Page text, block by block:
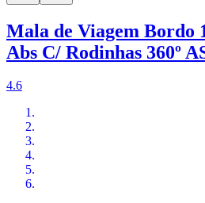
Mala de Viagem Bordo
Abs C/ Rodinhas 360º
4.6